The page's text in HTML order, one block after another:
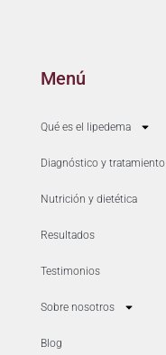
Menú
Qué es el lipedema
Diagnóstico y tratamiento
Nutrición y dietética
Resultados
Testimonios
Sobre nosotros
Blog